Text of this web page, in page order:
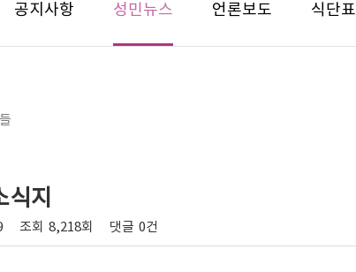
공지사항 성민뉴스 언론보도 식단표
지
조회 8,218회 댓글 0건